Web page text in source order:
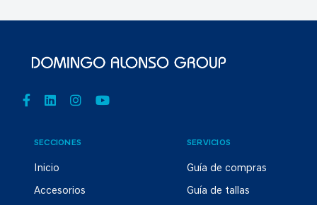
SECCIONES
Inicio
Accesorios
SERVICIOS
Guía de compras
Guía de tallas